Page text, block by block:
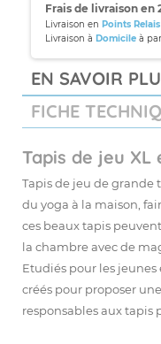
Frais de livraison en
Livraison en Points Relais
Livraison à Domicileà
EN SAVOIR
FICHE
Tapis de jeu XL
Tapis de jeu de grande
du yoga à la maison,
ces beaux tapis
la chambre avec de
Etudiés pour les
créés pour proposer
responsables aux tapis